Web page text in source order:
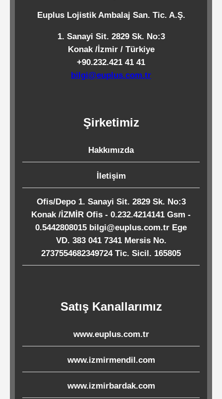
Ürünleri
Temizlik
Kimyasalları
Endüstriyel
Temizlik
Köpük
Kaseler
Tabaklar
Ürünleri
Melamin
Euplus Lojistik Ambalaj San. Tic. A.Ş.
1. Sanayi Sit. 2829 Sk. No:3
Konak /İzmir / Türkiye
+90.232.421 41 41
bilgi@euplus.com.tr
Şirketimiz
Hakkımızda
İletişim
Ofis/Depo 1. Sanayi Sit. 2829 Sk. No:3
Konak /İZMİR Ofis - 0.232.4214141 Gsm -
0.5442808015 bilgi@euplus.com.tr Ege
VD. 383 041 7341 Mersis No.
2737554682349724 Tic. Sicil. 165805
Satış Kanallarımız
www.euplus.com.tr
www.izmirmendil.com
www.izmirbardak.com